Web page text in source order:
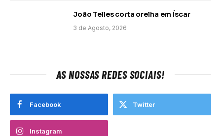
João Telles corta orelha em Íscar
3 de Agosto, 2026
AS NOSSAS REDES SOCIAIS!
Facebook Twitter
Instagram